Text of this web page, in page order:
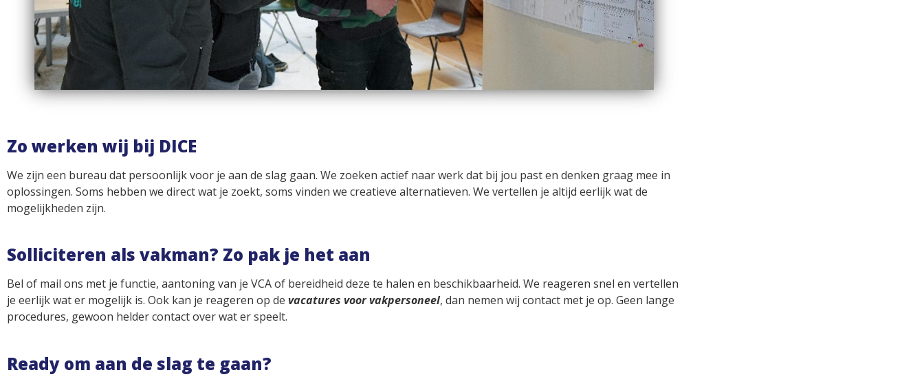
Zo werken wij bij DICE
We zijn een bureau dat persoonlijk voor je aan de slag gaan. We zoeken actief naar werk dat bij jou past en denken graag mee in
oplossingen. Soms hebben we direct wat je zoekt, soms vinden we creatieve alternatieven. We vertellen je altijd eerlijk wat de
mogelijkheden zijn.
Solliciteren als vakman? Zo pak je het aan
Bel of mail ons met je functie, aantoning van je VCA of bereidheid deze te halen en beschikbaarheid. We reageren snel en vertellen
je eerlijk wat er mogelijk is. Ook kan je reageren op de vacatures voor vakpersoneel, dan nemen wij contact met je op. Geen lange
procedures, gewoon helder contact over wat er speelt.
Ready om aan de slag te gaan?